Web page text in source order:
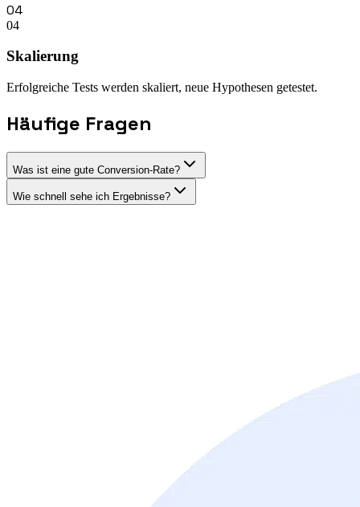
04
04
Skalierung
Erfolgreiche Tests werden skaliert, neue Hypothesen getestet.
Häufige Fragen
Was ist eine gute Conversion-Rate?
Wie schnell sehe ich Ergebnisse?